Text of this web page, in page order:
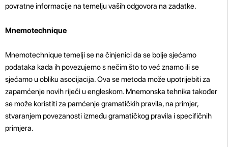
povratne informacije na temelju vaših odgovora na zadatke.
Mnemotechnique
Mnemotechnique temelji se na činjenici da se bolje sjećamo
podataka kada ih povezujemo s nečim što to već znamo ili se
sjećamo u obliku asocijacija. Ova se metoda može upotrijebiti za
zapamćenje novih riječi u engleskom. Mnemonska tehnika također
se može koristiti za pamćenje gramatičkih pravila, na primjer,
stvaranjem povezanosti između gramatičkog pravila i specifičnih
primjera.